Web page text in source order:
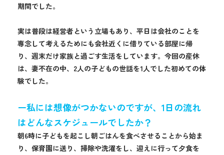
期間でした。
実は普段は経営者という立場もあり、平日は会社のことを
専念して考えるためにも会社近くに借りている部屋に帰
り、週末だけ家族と過ごす生活をしています。今回の産休
は、妻不在の中、2人の子どもの世話を1人でした初めての体
験でした。
ー私には想像がつかないのですが、1日の流れ
はどんなスケジュールでしたか？
朝6時に子どもを起こし朝ごはんを食べさせることから始ま
り、保育園に送り、掃除や洗濯をし、迎えに行って夕食を